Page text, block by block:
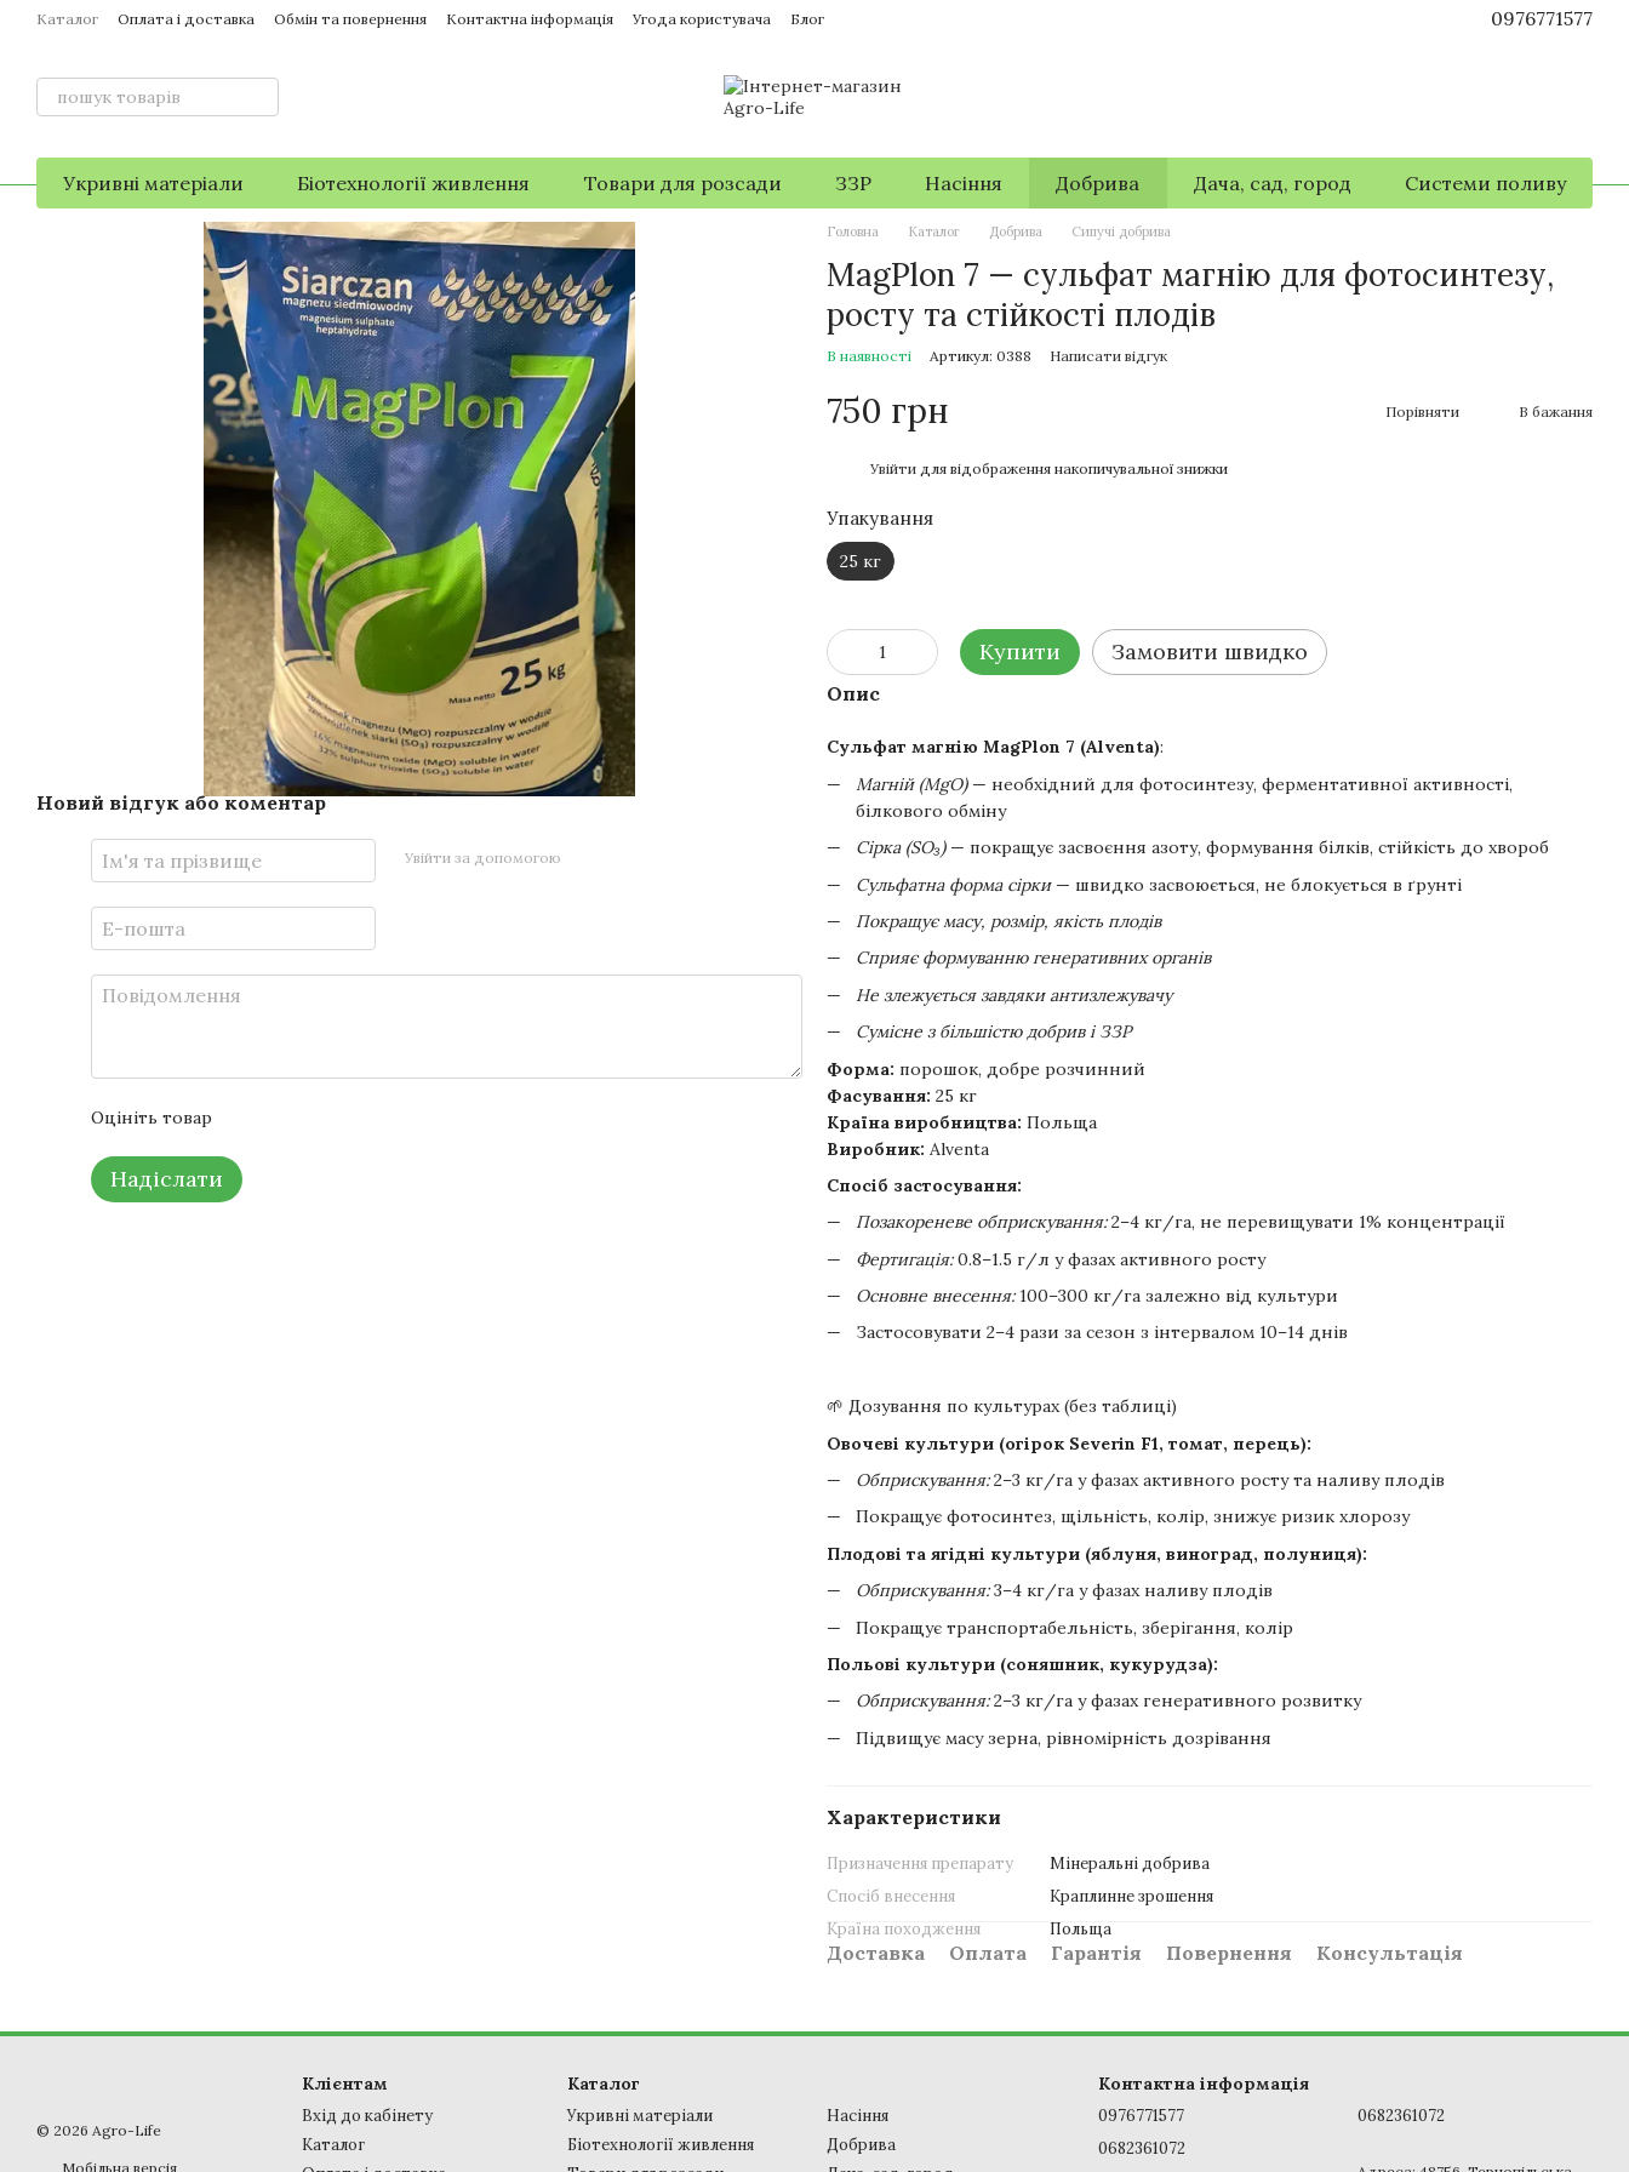
Перейти до основного контенту
Каталог Оплата і доставка Обмін та повернення Контактна інформація Угода користувача Блог 0976771577
Укривні матеріали Біотехнології живлення Товари для розсади ЗЗР Насіння Добрива Дача, сад, город Системи поливу
Новий відгук або коментар
Увійти за допомогою
Оцініть товар
Надіслати
Головна Каталог Добрива Сипучі добрива
MagPlon 7 — сульфат магнію для фотосинтезу,
росту та стійкості плодів
В наявності Артикул: 0388 Написати відгук
750 грн Порівняти В бажання
Увійти для відображення накопичувальної знижки
Упакування
25 кг
Купити Замовити швидко
Опис
Сульфат магнію MagPlon 7 (Alventa):
Магній (MgO)— необхідний для фотосинтезу, ферментативної активності,
білкового обміну
Сірка (SO₃)— покращує засвоєння азоту, формування білків, стійкість до хвороб
Сульфатна форма сірки— швидко засвоюється, не блокується в ґрунті
Покращує масу, розмір, якість плодів
Сприяє формуванню генеративних органів
Не злежується завдяки антизлежувачу
Сумісне з більшістю добрив і ЗЗР
Форма: порошок, добре розчинний
Фасування: 25 кг
Країна виробництва: Польща
Виробник: Alventa
Спосіб застосування:
Позакореневе обприскування:2–4 кг/га, не перевищувати 1% концентрації
Фертигація:0.8–1.5 г/л у фазах активного росту
Основне внесення:100–300 кг/га залежно від культури
Застосовувати 2–4 рази за сезон з інтервалом 10–14 днів
🌱 Дозування по культурах (без таблиці)
Овочеві культури (огірок Severin F1, томат, перець):
Обприскування:2–3 кг/га у фазах активного росту та наливу плодів
Покращує фотосинтез, щільність, колір, знижує ризик хлорозу
Плодові та ягідні культури (яблуня, виноград, полуниця):
Обприскування:3–4 кг/га у фазах наливу плодів
Покращує транспортабельність, зберігання, колір
Польові культури (соняшник, кукурудза):
Обприскування:2–3 кг/га у фазах генеративного розвитку
Підвищує масу зерна, рівномірність дозрівання
Характеристики
Призначення препарату
Мінеральні добрива
Спосіб внесення
Краплинне зрошення
Країна походження
Польща
Доставка Оплата Гарантія Повернення Консультація
© 2026 Agro-Life
Мобільна версія
Клієнтам
Вхід до кабінету
Каталог
Каталог
Укривні матеріали
Біотехнології живлення
Насіння
Добрива
Контактна інформація
0976771577
0682361072
0682361072